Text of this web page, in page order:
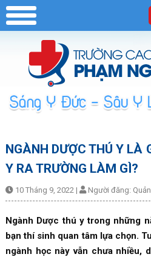
NGÀNH DƯỢC THÚ Y LÀ
Y RA TRƯỜNG LÀM GÌ?
10 Tháng 9, 2022 | Người đăng:
Ngành Dược thú y trong những
bạn thí sinh quan tâm lựa chọn.
ngành học này vẫn chưa nhiều,